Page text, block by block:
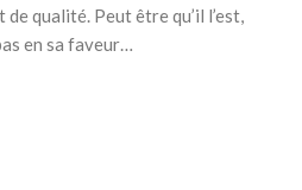
de qualité. Peut être qu’il l’est,
en sa faveur…